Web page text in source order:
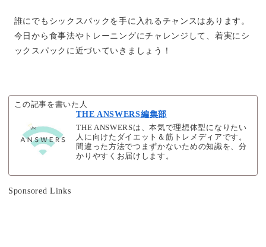
誰にでもシックスパックを手に入れるチャンスはあります。
今日から食事法やトレーニングにチャレンジして、着実にシ
ックスパックに近づいていきましょう！
この記事を書いた人
THE ANSWERS編集部
THE ANSWERSは、本気で理想体型になりたい
人に向けたダイエット＆筋トレメディアです。
間違った方法でつまずかないための知識を、分
かりやすくお届けします。
Sponsored Links